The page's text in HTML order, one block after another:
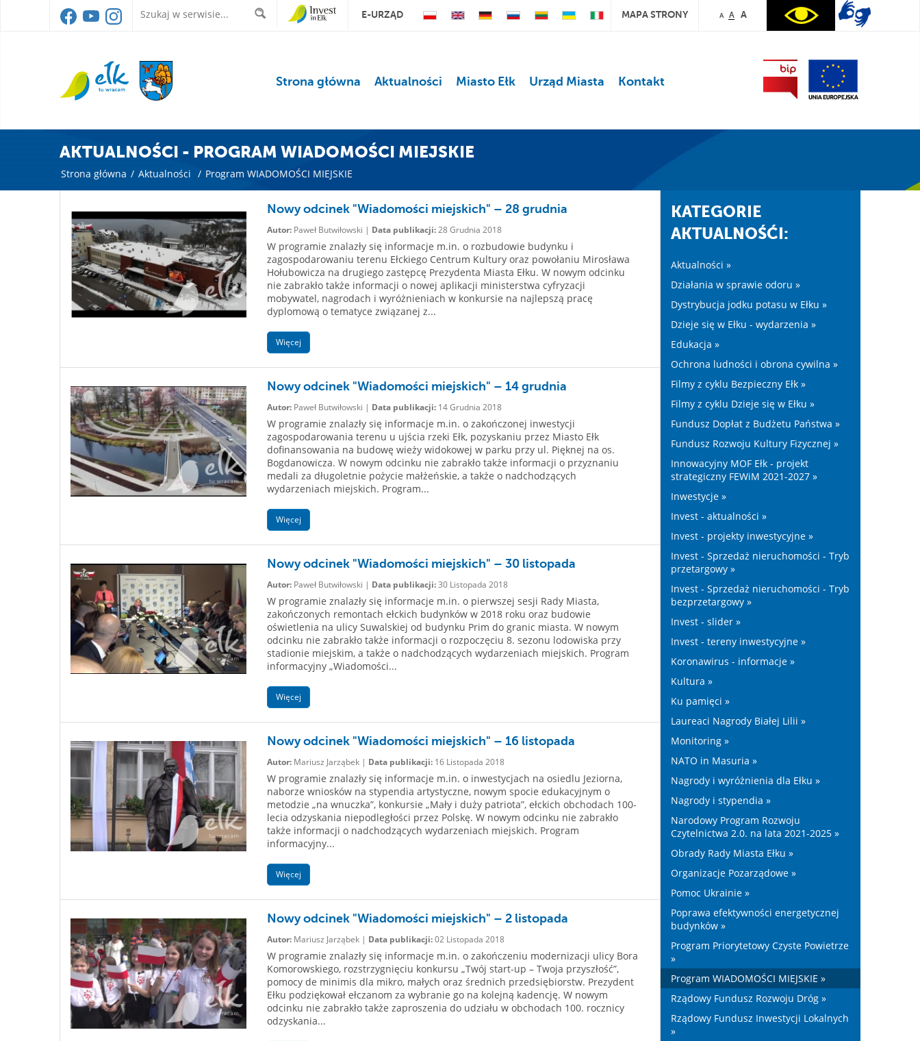
E-URZĄD MAPA STRONY A A A
Strona główna Aktualności Miasto Ełk Urząd Miasta Kontakt
AKTUALNOŚCI - PROGRAM WIADOMOŚCI MIEJSKIE
Strona główna / Aktualności / Program WIADOMOŚCI MIEJSKIE
Nowy odcinek "Wiadomości miejskich" – 28 grudnia
Autor:Paweł Butwiłowski | Data publikacji:28 Grudnia 2018
W programie znalazły się informacje m.in. o rozbudowie budynku i
zagospodarowaniu terenu Ełckiego Centrum Kultury oraz powołaniu Mirosława
Hołubowicza na drugiego zastępcę Prezydenta Miasta Ełku. W nowym odcinku
nie zabrakło także informacji o nowej aplikacji ministerstwa cyfryzacji
mobywatel, nagrodach i wyróżnieniach w konkursie na najlepszą pracę
dyplomową o tematyce związanej z...
Więcej
Nowy odcinek "Wiadomości miejskich" – 14 grudnia
Autor:Paweł Butwiłowski | Data publikacji:14 Grudnia 2018
W programie znalazły się informacje m.in. o zakończonej inwestycji
zagospodarowania terenu u ujścia rzeki Ełk, pozyskaniu przez Miasto Ełk
dofinansowania na budowę wieży widokowej w parku przy ul. Pięknej na os.
Bogdanowicza. W nowym odcinku nie zabrakło także informacji o przyznaniu
medali za długoletnie pożycie małżeńskie, a także o nadchodzących
wydarzeniach miejskich. Program...
Więcej
Nowy odcinek "Wiadomości miejskich" – 30 listopada
Autor:Paweł Butwiłowski | Data publikacji:30 Listopada 2018
W programie znalazły się informacje m.in. o pierwszej sesji Rady Miasta,
zakończonych remontach ełckich budynków w 2018 roku oraz budowie
oświetlenia na ulicy Suwalskiej od budynku Prim do granic miasta. W nowym
odcinku nie zabrakło także informacji o rozpoczęciu 8. sezonu lodowiska przy
stadionie miejskim, a także o nadchodzących wydarzeniach miejskich. Program
informacyjny „Wiadomości...
Więcej
Nowy odcinek "Wiadomości miejskich" – 16 listopada
Autor:Mariusz Jarząbek | Data publikacji:16 Listopada 2018
W programie znalazły się informacje m.in. o inwestycjach na osiedlu Jeziorna,
naborze wniosków na stypendia artystyczne, nowym spocie edukacyjnym o
metodzie „na wnuczka”, konkursie „Mały i duży patriota”, ełckich obchodach 100-
lecia odzyskania niepodległości przez Polskę. W nowym odcinku nie zabrakło
także informacji o nadchodzących wydarzeniach miejskich. Program
informacyjny...
Więcej
Nowy odcinek "Wiadomości miejskich" – 2 listopada
Autor:Mariusz Jarząbek | Data publikacji:02 Listopada 2018
W programie znalazły się informacje m.in. o zakończeniu modernizacji ulicy Bora
Komorowskiego, rozstrzygnięciu konkursu „Twój start-up – Twoja przyszłość”,
pomocy de minimis dla mikro, małych oraz średnich przedsiębiorstw. Prezydent
Ełku podziękował ełczanom za wybranie go na kolejną kadencję. W nowym
odcinku nie zabrakło także zaproszenia do udziału w obchodach 100. rocznicy
odzyskania...
KATEGORIE
AKTUALNOŚĆI:
Aktualności »
Działania w sprawie odoru »
Dystrybucja jodku potasu w Ełku »
Dzieje się w Ełku - wydarzenia »
Edukacja »
Ochrona ludności i obrona cywilna »
Filmy z cyklu Bezpieczny Ełk »
Filmy z cyklu Dzieje się w Ełku »
Fundusz Dopłat z Budżetu Państwa »
Fundusz Rozwoju Kultury Fizycznej »
Innowacyjny MOF Ełk - projekt
strategiczny FEWiM 2021-2027 »
Inwestycje »
Invest - aktualności »
Invest - projekty inwestycyjne »
Invest - Sprzedaż nieruchomości - Tryb
przetargowy »
Invest - Sprzedaż nieruchomości - Tryb
bezprzetargowy »
Invest - slider »
Invest - tereny inwestycyjne »
Koronawirus - informacje »
Kultura »
Ku pamięci »
Laureaci Nagrody Białej Lilii »
Monitoring »
NATO in Masuria »
Nagrody i wyróżnienia dla Ełku »
Nagrody i stypendia »
Narodowy Program Rozwoju
Czytelnictwa 2.0. na lata 2021-2025 »
Obrady Rady Miasta Ełku »
Organizacje Pozarządowe »
Pomoc Ukrainie »
Poprawa efektywności energetycznej
budynków »
Program Priorytetowy Czyste Powietrze
»
Program WIADOMOŚCI MIEJSKIE »
Rządowy Fundusz Rozwoju Dróg »
Rządowy Fundusz Inwestycji Lokalnych
»